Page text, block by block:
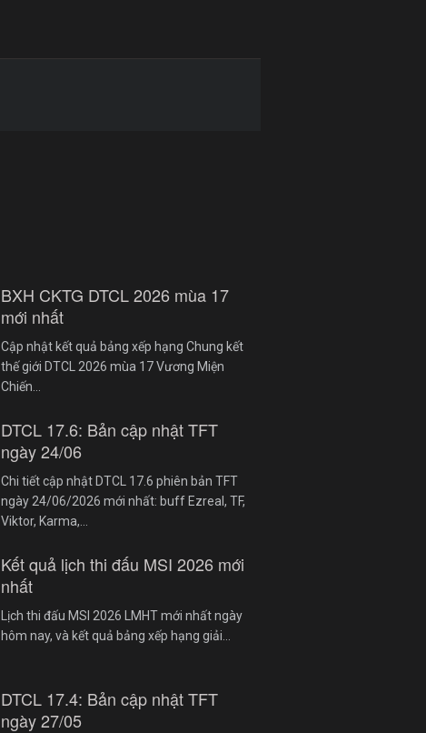
BXH CKTG DTCL 2026 mùa 17
mới nhất
Cập nhật kết quả bảng xếp hạng Chung kết
thế giới DTCL 2026 mùa 17 Vương Miện
Chiến…
DTCL 17.6: Bản cập nhật TFT
ngày 24/06
Chi tiết cập nhật DTCL 17.6 phiên bản TFT
ngày 24/06/2026 mới nhất: buff Ezreal, TF,
Viktor, Karma,…
Kết quả lịch thi đấu MSI 2026 mới
nhất
Lịch thi đấu MSI 2026 LMHT mới nhất ngày
hôm nay, và kết quả bảng xếp hạng giải…
DTCL 17.4: Bản cập nhật TFT
ngày 27/05